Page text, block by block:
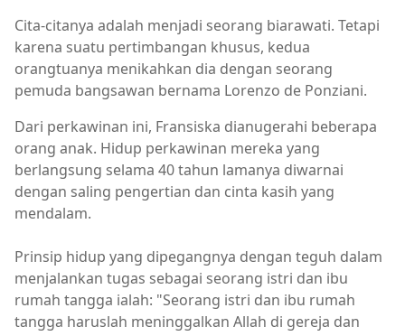
Cita-citanya adalah menjadi seorang biarawati. Tetapi
karena suatu pertimbangan khusus, kedua
orangtuanya menikahkan dia dengan seorang
pemuda bangsawan bernama Lorenzo de Ponziani.
Dari perkawinan ini, Fransiska dianugerahi beberapa
orang anak. Hidup perkawinan mereka yang
berlangsung selama 40 tahun lamanya diwarnai
dengan saling pengertian dan cinta kasih yang
mendalam.
Prinsip hidup yang dipegangnya dengan teguh dalam
menjalankan tugas sebagai seorang istri dan ibu
rumah tangga ialah: "Seorang istri dan ibu rumah
tangga haruslah meninggalkan Allah di gereja dan